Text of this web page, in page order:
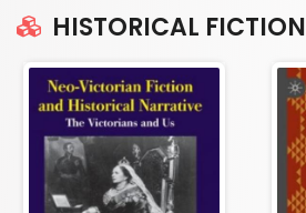
HISTORICAL FICTION